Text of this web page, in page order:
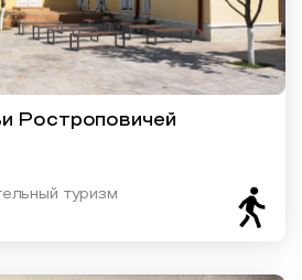
Ростроповичей
туризм